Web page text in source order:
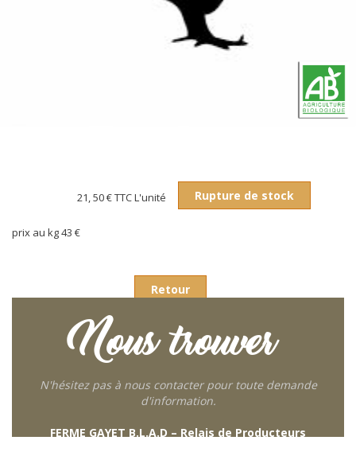
21, 50 €TTC L'unité Rupture de stock
prix au kg 43 €
Retour
Nous trouver
N'hésitez pas à nous contacter pour toute demande
d'information.
FERME GAYET B.L.A.D – Relais de Producteurs